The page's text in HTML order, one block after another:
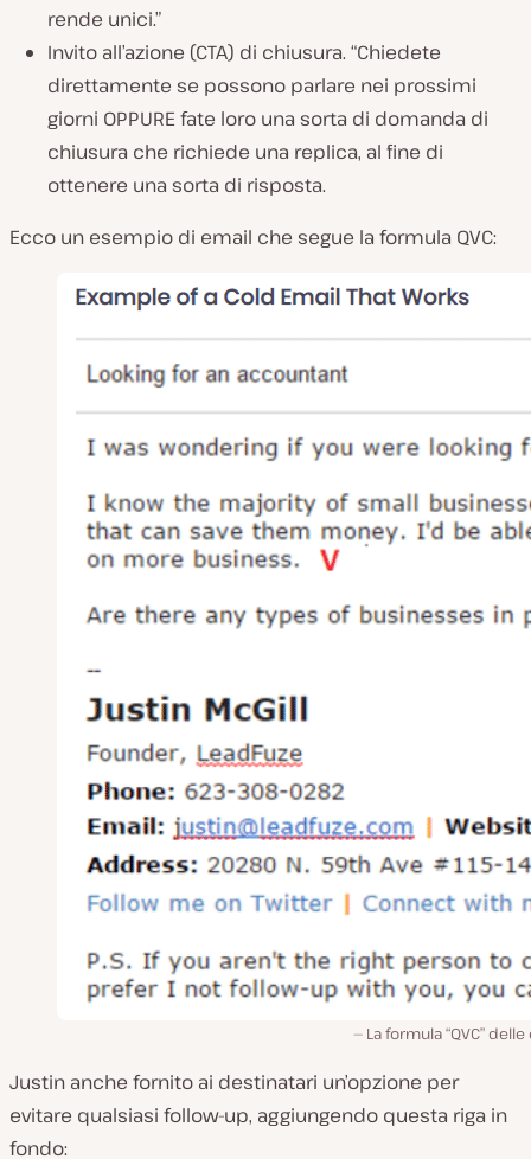
rende unici.”
Invito all’azione (CTA) di chiusura. “Chiedete
direttamente se possono parlare nei prossimi
giorni OPPURE fate loro una sorta di domanda di
chiusura che richiede una replica, al fine di
ottenere una sorta di risposta.
Ecco un esempio di email che segue la formula QVC:
La formula “QVC”
Justin anche fornito ai destinatari un’opzione per
evitare qualsiasi follow-up, aggiungendo questa riga in
fondo: